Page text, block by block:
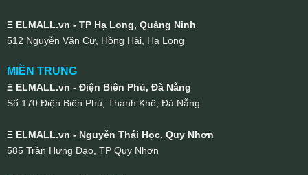
Ξ ELMALL.vn - TP Hạ Long, Quảng Ninh
512 Nguyễn Văn Cừ, Hồng Hải, Hạ Long
MIỀN TRUNG
Ξ ELMALL.vn - Điện Biên Phủ, Đà Nẵng
Số 170 Điện Biên Phủ, Thanh Khê, Đà Nẵng
Ξ ELMALL.vn - Nguyễn Thái Học, Quy Nhơn
585 Trần Hưng Đạo, TP Quy Nhơn